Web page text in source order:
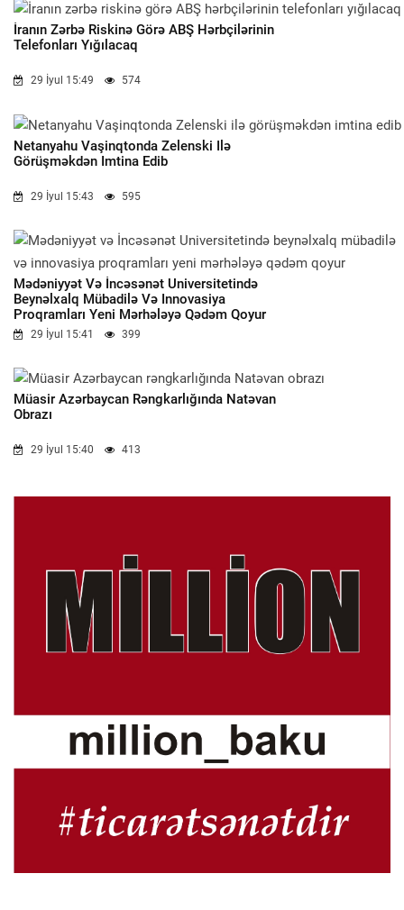
İranın Zərbə Riskinə Görə ABŞ Hərbçilərinin
Telefonları Yığılacaq
29 İyul 15:49 574
Netanyahu Vaşinqtonda Zelenski Ilə
Görüşməkdən Imtina Edib
29 İyul 15:43 595
Mədəniyyət Və İncəsənət Universitetində
Beynəlxalq Mübadilə Və Innovasiya
Proqramları Yeni Mərhələyə Qədəm Qoyur
29 İyul 15:41 399
Müasir Azərbaycan Rəngkarlığında Natəvan
Obrazı
29 İyul 15:40 413